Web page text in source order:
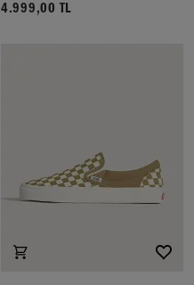
4.999,00 TL